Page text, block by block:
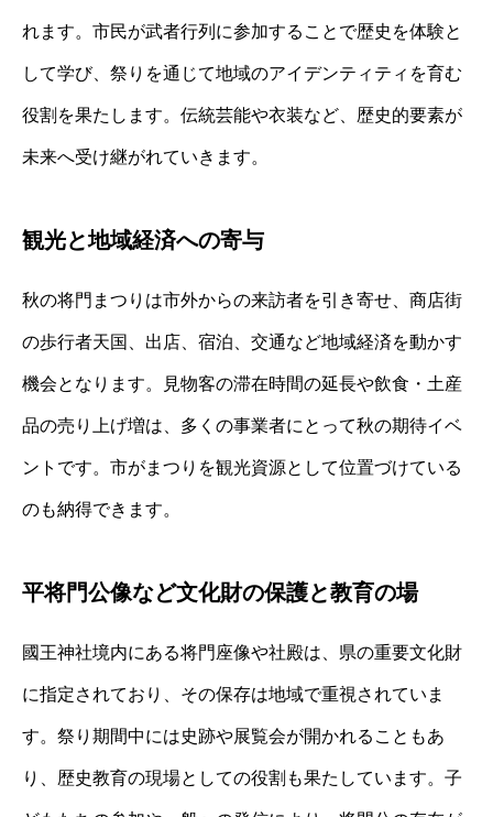
れます。市民が武者行列に参加することで歴史を体験と
して学び、祭りを通じて地域のアイデンティティを育む
役割を果たします。伝統芸能や衣装など、歴史的要素が
未来へ受け継がれていきます。
観光と地域経済への寄与
秋の将門まつりは市外からの来訪者を引き寄せ、商店街
の歩行者天国、出店、宿泊、交通など地域経済を動かす
機会となります。見物客の滞在時間の延長や飲食・土産
品の売り上げ増は、多くの事業者にとって秋の期待イベ
ントです。市がまつりを観光資源として位置づけている
のも納得できます。
平将門公像など文化財の保護と教育の場
國王神社境内にある将門座像や社殿は、県の重要文化財
に指定されており、その保存は地域で重視されていま
す。祭り期間中には史跡や展覧会が開かれることもあ
り、歴史教育の現場としての役割も果たしています。子